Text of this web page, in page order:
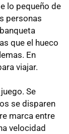
lo pequeño de
personas
que el hueco
En
viajar.
Se
se disparen
marca entre
velocidad